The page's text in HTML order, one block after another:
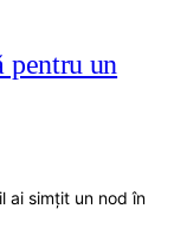
pentru un
ai simțit un nod în